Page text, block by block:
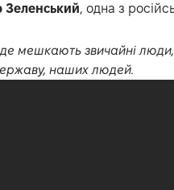
Зеленський, одна з
мешкають звичайні люди,
наших людей.